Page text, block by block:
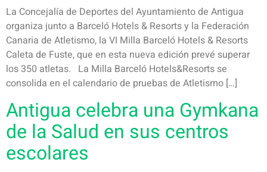
La Concejalía de Deportes del Ayuntamiento de Antigua
organiza junto a Barceló Hotels & Resorts y la Federación
Canaria de Atletismo, la VI Milla Barceló Hotels & Resorts
Caleta de Fuste, que en esta nueva edición prevé superar
los 350 atletas. La Milla Barceló Hotels&Resorts se
consolida en el calendario de pruebas de Atletismo […]
Antigua celebra una Gymkana
de la Salud en sus centros
escolares